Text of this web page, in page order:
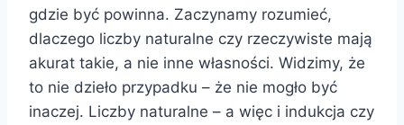
gdzie być powinna. Zaczynamy rozumieć,
dlaczego liczby naturalne czy rzeczywiste mają
akurat takie, a nie inne własności. Widzimy, że
to nie dzieło przypadku – że nie mogło być
inaczej. Liczby naturalne – a więc i indukcja czy